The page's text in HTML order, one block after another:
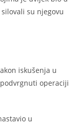
su njegovu
iskušenja u
operaciji
u